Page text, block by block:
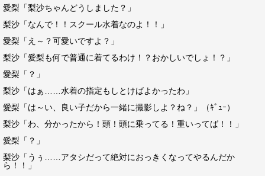
愛梨「梨沙ちゃんどうしました？」
梨沙「なんで！！スクール水着なのよ！！」
愛梨「え～？可愛いですよ？」
梨沙「愛梨も何で普通に着てるわけ！？おかしいでしょ！？」
愛梨「？」
梨沙「はぁ……水着の指定もしとけばよかったわ」
愛梨「は～い、良い子だから一緒に撮影しよ？ね？」（ｷﾞｭｰ）
梨沙「わ、分かったから！頭！頭に乗ってる！重いってば！！」
愛梨「？」
梨沙「うぅ……アタシだって絶対におっきくなってやるんだか
ら！！」